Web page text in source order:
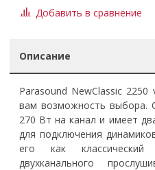
Добавить в сравнение
Описание
Parasound NewClassic
вам возможность выбора.
270 Вт на канал и имеет
для подключения
его как
двухканального